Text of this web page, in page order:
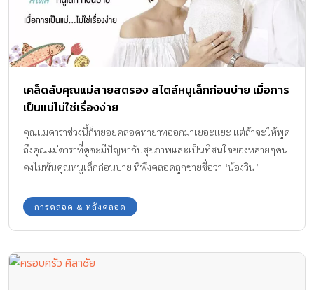
เคล็ดลับคุณแม่สายสตรอง สไตล์หนูเล็กก่อนบ่าย เมื่อการ
เป็นแม่ไม่ใช่เรื่องง่าย
คุณแม่ดาราช่วงนี้ก็ทยอยคลอดทายาทออกมาเยอะแยะ แต่ถ้าจะให้พูด
ถึงคุณแม่ดาราที่ดูจะมีปัญหากับสุขภาพและเป็นที่สนใจของหลายๆคน
คงไม่พ้นคุณหนูเล็กก่อนบ่าย ที่พึ่งคลอดลูกชายชื่อว่า ‘น้องวิน’
การคลอด & หลังคลอด